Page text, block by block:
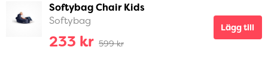
Softybag Chair Kids
Softybag
233 kr 599 kr
Lägg till